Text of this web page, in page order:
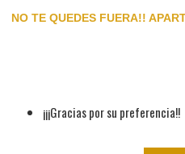
NO TE QUEDES FUERA!!
¡¡¡Gracias por su preferencia!!